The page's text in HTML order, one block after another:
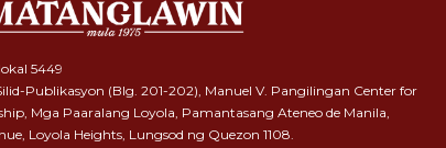
lokal 5449
Publikasyon (Blg. 201-202), Manuel V. Pangilingan Center for
Mga Paaralang Loyola, Pamantasang Ateneo de Manila,
Loyola Heights, Lungsod ng Quezon 1108.